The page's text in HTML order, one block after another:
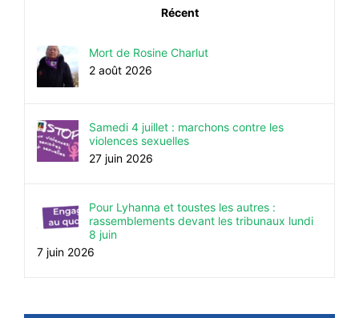
Récent
Mort de Rosine Charlut
2 août 2026
Samedi 4 juillet : marchons contre les
violences sexuelles
27 juin 2026
Pour Lyhanna et toustes les autres :
rassemblements devant les tribunaux lundi
8 juin
7 juin 2026